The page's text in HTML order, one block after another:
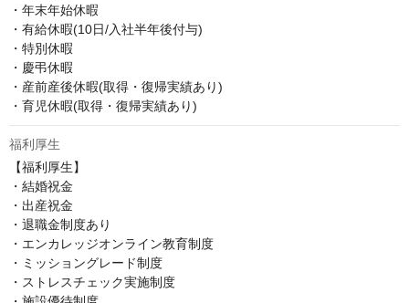
・年末年始休暇
・有給休暇(10日/入社半年後付与)
・特別休暇
・慶弔休暇
・産前産後休暇(取得・復帰実績あり)
・育児休暇(取得・復帰実績あり)
福利厚生
【福利厚生】
・結婚祝金
・出産祝金
・退職金制度あり
・エンカレッジオンライン教育制度
・ミッショングレード制度
・ストレスチェック実施制度